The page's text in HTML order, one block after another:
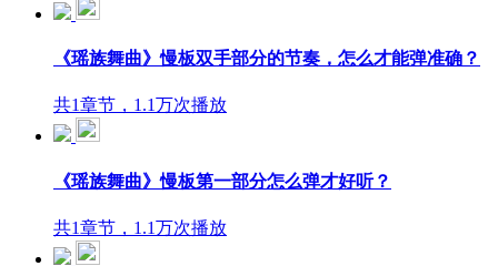
《瑶族舞曲》慢板双手部分的节奏，怎么才能弹准确？
共1章节，1.1万次播放
《瑶族舞曲》慢板第一部分怎么弹才好听？
共1章节，1.1万次播放